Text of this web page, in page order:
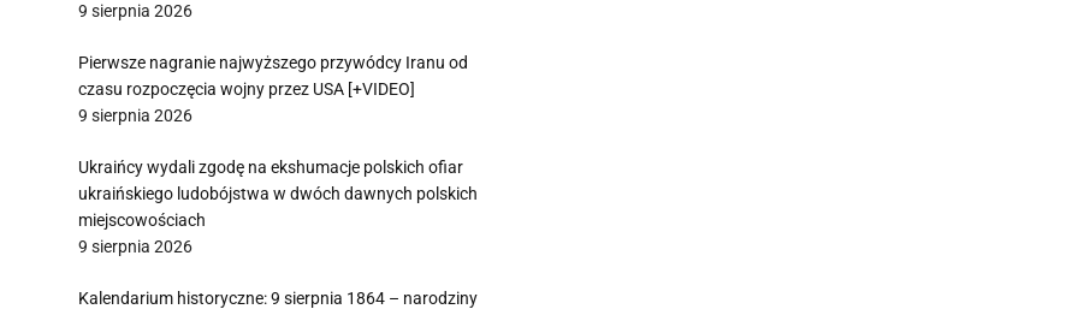
9 sierpnia 2026
Pierwsze nagranie najwyższego przywódcy Iranu od
czasu rozpoczęcia wojny przez USA [+VIDEO]
9 sierpnia 2026
Ukraińcy wydali zgodę na ekshumacje polskich ofiar
ukraińskiego ludobójstwa w dwóch dawnych polskich
miejscowościach
9 sierpnia 2026
Kalendarium historyczne: 9 sierpnia 1864 – narodziny